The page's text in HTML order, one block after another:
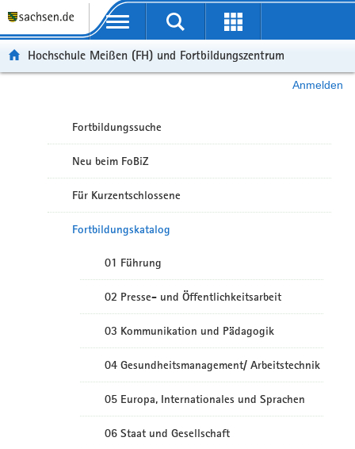
Portalübergreifende Navigation
Hochschule Meißen (FH) und Fortbildungszentrum
Anmelden
Fortbildungssuche
Neu beim FoBiZ
Für Kurzentschlossene
Fortbildungskatalog
01 Führung
02 Presse- und Öffentlichkeitsarbeit
03 Kommunikation und Pädagogik
04 Gesundheitsmanagement/ Arbeitstechnik
05 Europa, Internationales und Sprachen
06 Staat und Gesellschaft